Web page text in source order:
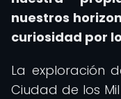
nuestros
curiosidad por
La exploración
Ciudad de los